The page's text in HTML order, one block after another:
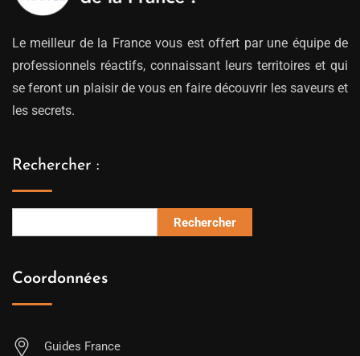
Le meilleur de la France vous est offert par une équipe de
professionnels réactifs, connaissant leurs territoires et qui
se feront un plaisir de vous en faire découvrir les saveurs et
les secrets.
Rechercher :
Rechercher
Coordonnées
Guides France